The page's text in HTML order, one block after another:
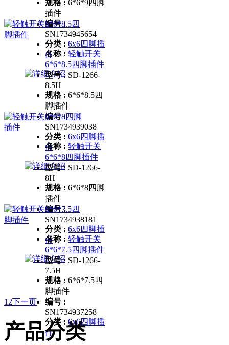
规格 : 6*6*9四脚
插件
编号 :
SN1734945654
分类 : 6x6四脚插
件
名称 : 轻触开关
6*6*8.5四脚插件
型号 : SD-1266-
8.5H
规格 : 6*6*8.5四
脚插件
编号 :
SN1734939038
分类 : 6x6四脚插
件
名称 : 轻触开关
6*6*8四脚插件
型号 : SD-1266-
8H
规格 : 6*6*8四脚
插件
编号 :
SN1734938181
分类 : 6x6四脚插
件
名称 : 轻触开关
6*6*7.5四脚插件
型号 : SD-1266-
7.5H
规格 : 6*6*7.5四
脚插件
编号 :
SN1734937258
分类 : 6x6四脚插
件
12下一页
产品分类